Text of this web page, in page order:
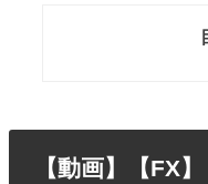
【動画】【FX